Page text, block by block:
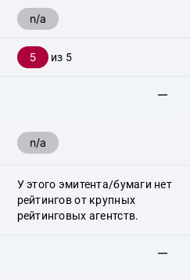
n/a
5 из 5
n/a
У этого эмитента/бумаги нет
рейтингов от крупных
рейтинговых агентств.